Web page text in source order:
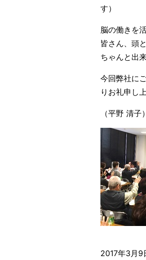
す）
脳の働きを
皆さん、頭
ちゃんと出
今回弊社に
りお礼申し
（平野 清子）
2017年3月9